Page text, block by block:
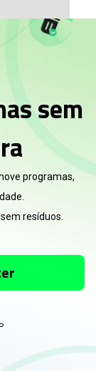
sem
programas,
resíduos.